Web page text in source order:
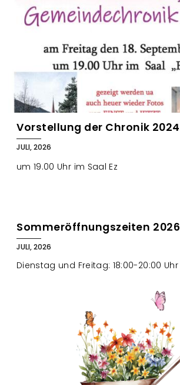
Vorstellung der Chronik 2024
JULI, 2026
um 19.00 Uhr im Saal Ez
Sommeröffnungszeiten 2026
JULI, 2026
Dienstag und Freitag: 18:00-20:00 Uhr